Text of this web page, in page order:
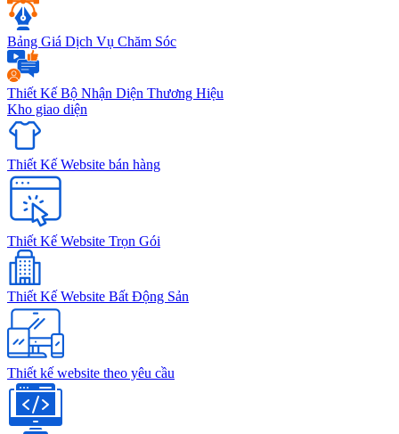
Bảng Giá Dịch Vụ Chăm Sóc
Thiết Kế Bộ Nhận Diện Thương Hiệu
Kho giao diện
Thiết Kế Website bán hàng
Thiết Kế Website Trọn Gói
Thiết Kế Website Bất Động Sản
Thiết kế website theo yêu cầu